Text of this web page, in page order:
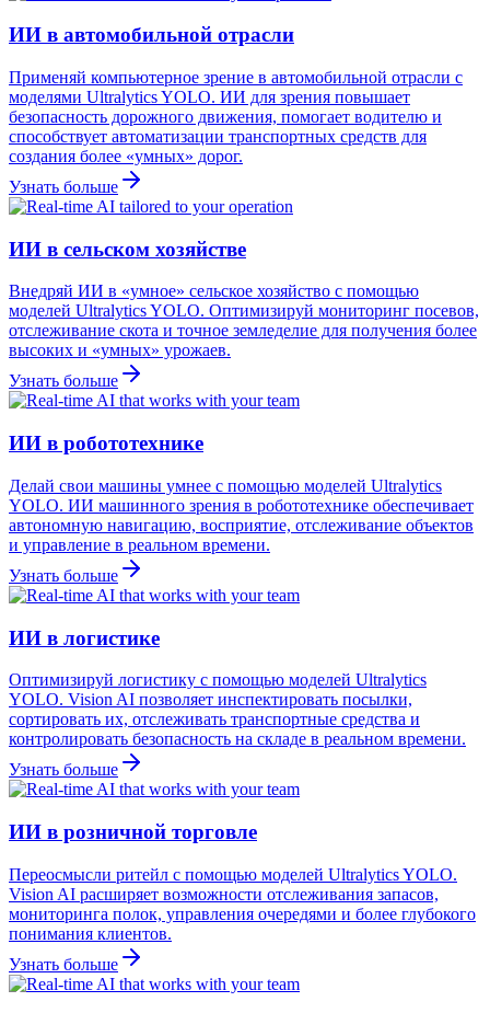
ИИ в автомобильной отрасли
Применяй компьютерное зрение в автомобильной отрасли с
моделями Ultralytics YOLO. ИИ для зрения повышает
безопасность дорожного движения, помогает водителю и
способствует автоматизации транспортных средств для
создания более «умных» дорог.
Узнать больше
ИИ в сельском хозяйстве
Внедряй ИИ в «умное» сельское хозяйство с помощью
моделей Ultralytics YOLO. Оптимизируй мониторинг посевов,
отслеживание скота и точное земледелие для получения более
высоких и «умных» урожаев.
Узнать больше
ИИ в робототехнике
Делай свои машины умнее с помощью моделей Ultralytics
YOLO. ИИ машинного зрения в робототехнике обеспечивает
автономную навигацию, восприятие, отслеживание объектов
и управление в реальном времени.
Узнать больше
ИИ в логистике
Оптимизируй логистику с помощью моделей Ultralytics
YOLO. Vision AI позволяет инспектировать посылки,
сортировать их, отслеживать транспортные средства и
контролировать безопасность на складе в реальном времени.
Узнать больше
ИИ в розничной торговле
Переосмысли ритейл с помощью моделей Ultralytics YOLO.
Vision AI расширяет возможности отслеживания запасов,
мониторинга полок, управления очередями и более глубокого
понимания клиентов.
Узнать больше